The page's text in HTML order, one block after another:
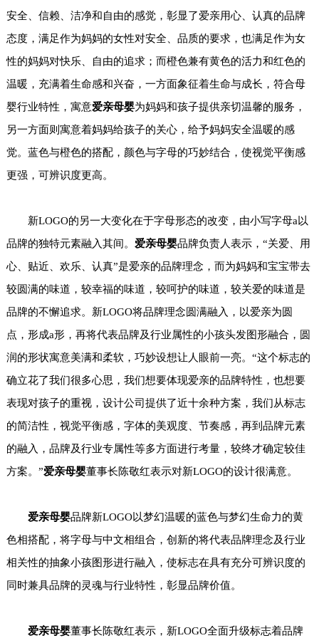
安全、信赖、洁净和自由的感觉，彰显了爱亲用心、认真的品牌
态度，满足作为妈妈的女性对安全、品质的要求，也满足作为女
性的妈妈对快乐、自由的追求；而橙色兼有黄色的活力和红色的
温暖，充满着生命感和兴奋，一方面象征着生命与成长，符合母
婴行业特性，寓意爱亲母婴为妈妈和孩子提供亲切温馨的服务，
另一方面则寓意着妈妈给孩子的关心，给予妈妈安全温暖的感
觉。蓝色与橙色的搭配，颜色与字母的巧妙结合，使视觉平衡感
更强，可辨识度更高。
新LOGO的另一大变化在于字母形态的改变，由小写字母a以
品牌的独特元素融入其间。 爱亲母婴品牌负责人表示，“关爱、用
心、贴近、欢乐、认真”是爱亲的品牌理念，而为妈妈和宝宝带去
较圆满的味道，较幸福的味道，较呵护的味道，较关爱的味道是
品牌的不懈追求。新LOGO将品牌理念圆满融入，以爱亲为圆
点，形成a形，再将代表品牌及行业属性的小孩头发图形融合，圆
润的形状寓意美满和柔软，巧妙设想让人眼前一亮。“这个标志的
确立花了我们很多心思，我们想要体现爱亲的品牌特性，也想要
表现对孩子的重视，设计公司提供了近十余种方案，我们从标志
的简洁性，视觉平衡感，字体的美观度、节奏感，再到品牌元素
的融入，品牌及行业专属性等多方面进行考量，较终才确定较佳
方案。”爱亲母婴董事长陈敬红表示对新LOGO的设计很满意。
爱亲母婴品牌新LOGO以梦幻温暖的蓝色与梦幻生命力的黄
色相搭配，将字母与中文相组合，创新的将代表品牌理念及行业
相关性的抽象小孩图形进行融入，使标志在具有充分可辨识度的
同时兼具品牌的灵魂与行业特性，彰显品牌价值。
爱亲母婴董事长陈敬红表示，新LOGO全面升级标志着品牌